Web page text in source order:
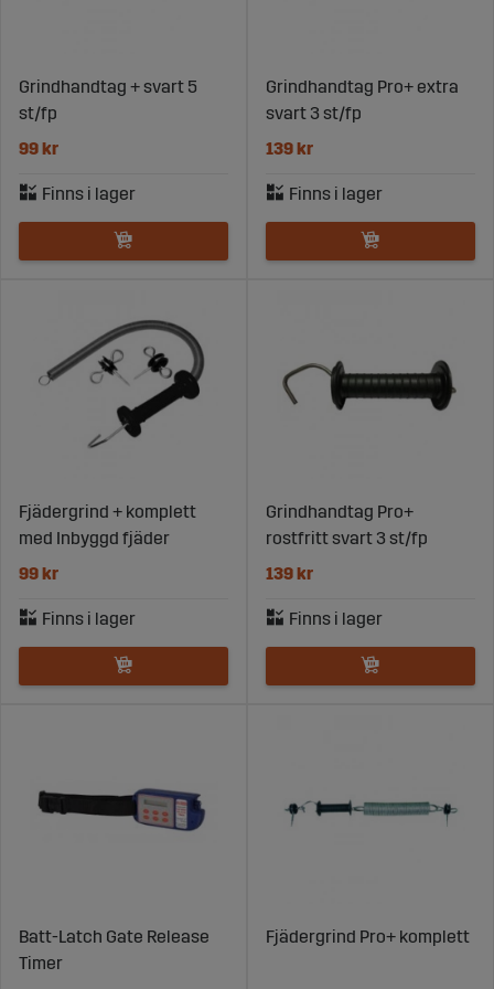
Grindhandtag + svart 5
st/fp
99 kr
Grindhandtag Pro+ extra
svart 3 st/fp
139 kr
Fjädergrind + komplett
med Inbyggd fjäder
99 kr
Grindhandtag Pro+
rostfritt svart 3 st/fp
139 kr
Batt-Latch Gate Release
Timer
Fjädergrind Pro+ komplett